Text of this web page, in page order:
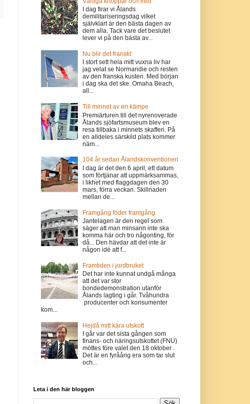
I dag firar vi Ålands
demilitariseringsdag vilket
självklart är den bästa dagen av
dem alla. Tack vare det beslutet
lever vi på den bästa av...
Nu blir det franskt
I stort sett hela mitt vuxna liv har
jag velat se Normandie och resten
av den franska kusten. Med början
i dag ska det ske. Omaha Beach,
all...
Till minnet av en kämpe
Premiärturen till det nyrenoverade
Ålands sjöfartsmuseum blev en
resa tillbaka i minnets skafferi. På
en alldeles särskild plats kommer
näm...
104 år sedan Ålandskonventionen
I dag är det den 6 april, ett datum
som förtjänar att uppmärksammas,
i likhet med flaggdagen den 30
mars, förra veckan. Skillnaden
mellan de...
Framgång föder framgång
Jantelagen är den regel som
säger att man minsann inte ska
komma här och tro någonting, för
då... Den hävdar att det inte är
någon idé att f...
Framtiden i jordbruket
Det har inte kunnat undgå många
att det var stor
bondedemonstration utanför
Ålands lagting i går. Tvåhundra
producenter och konsumenter
kom...
Hejdå mitt kära utskott
I går var det sista gången som
finans- och näringsutskottet (FNU)
möttes före valet den 18 oktober .
Det är en fyråårig era som tar slut
och...
Leta i den här bloggen